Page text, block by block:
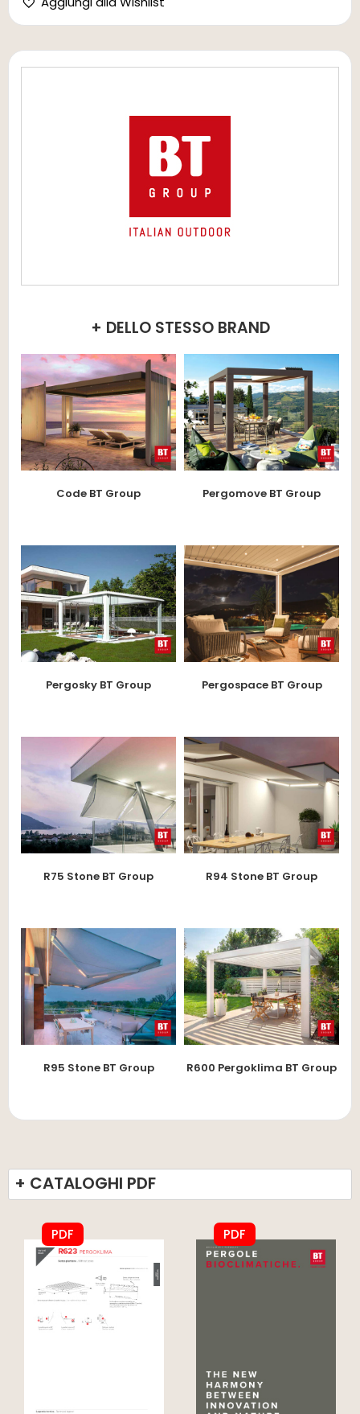
+ DELLO STESSO BRAND
Code BT Group Pergomove BT Group
Pergosky BT Group Pergospace BT Group
R75 Stone BT Group R94 Stone BT Group
R95 Stone BT Group R600 Pergoklima BT Group
+ CATALOGHI PDF
PDF PDF